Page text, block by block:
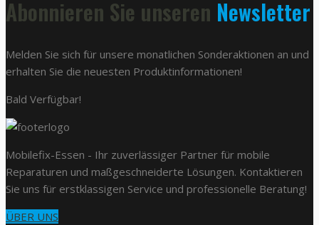
Abonnieren Sie unseren Newsletter
Melden Sie sich für unsere monatlichen Sonderaktionen an und
erhalten Sie die neuesten Produktinformationen!
Bald Verfügbar!
Mobilefix-Essen - Ihr zuverlässiger Partner für mobile
Reparaturen und maßgeschneiderte Lösungen. Kontaktieren
Sie uns für erstklassigen Service und professionelle Beratung!
ÜBER UNS